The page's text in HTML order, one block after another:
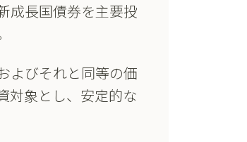
成長国債券を主要投
よびそれと同等の価
対象とし、安定的な